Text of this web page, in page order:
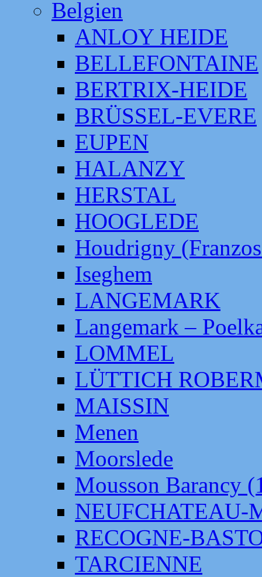
Belgien
ANLOY HEIDE
BELLEFONTAINE
BERTRIX-HEIDE
BRÜSSEL-EVERE
EUPEN
HALANZY
HERSTAL
HOOGLEDE
Houdrigny
Iseghem
LANGEMARK
Langemark –
LOMMEL
LÜTTICH
MAISSIN
Menen
Moorslede
Mousson Barancy
NEUFCHATEAU-
RECOGNE-
TARCIENNE